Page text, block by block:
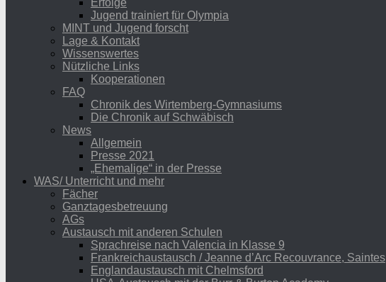
Erfolge
Jugend trainiert für Olympia
MINT und Jugend forscht
Lage & Kontakt
Wissenswertes
Nützliche Links
Kooperationen
FAQ
Chronik des Wirtemberg-Gymnasiums
Die Chronik auf Schwäbisch
News
Allgemein
Presse 2021
„Ehemalige“ in der Presse
WAS/ Unterricht und mehr
Fächer
Ganztagesbetreuung
AGs
Austausch mit anderen Schulen
Sprachreise nach Valencia in Klasse 9
Frankreichaustausch / Jeanne d’Arc Recouvrance, Saintes
Englandaustausch mit Chelmsford